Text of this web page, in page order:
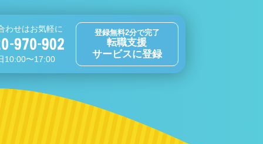
わせはお気軽に
10:00〜17:00
登録無料2分で完了
転職支援
サービスに登録